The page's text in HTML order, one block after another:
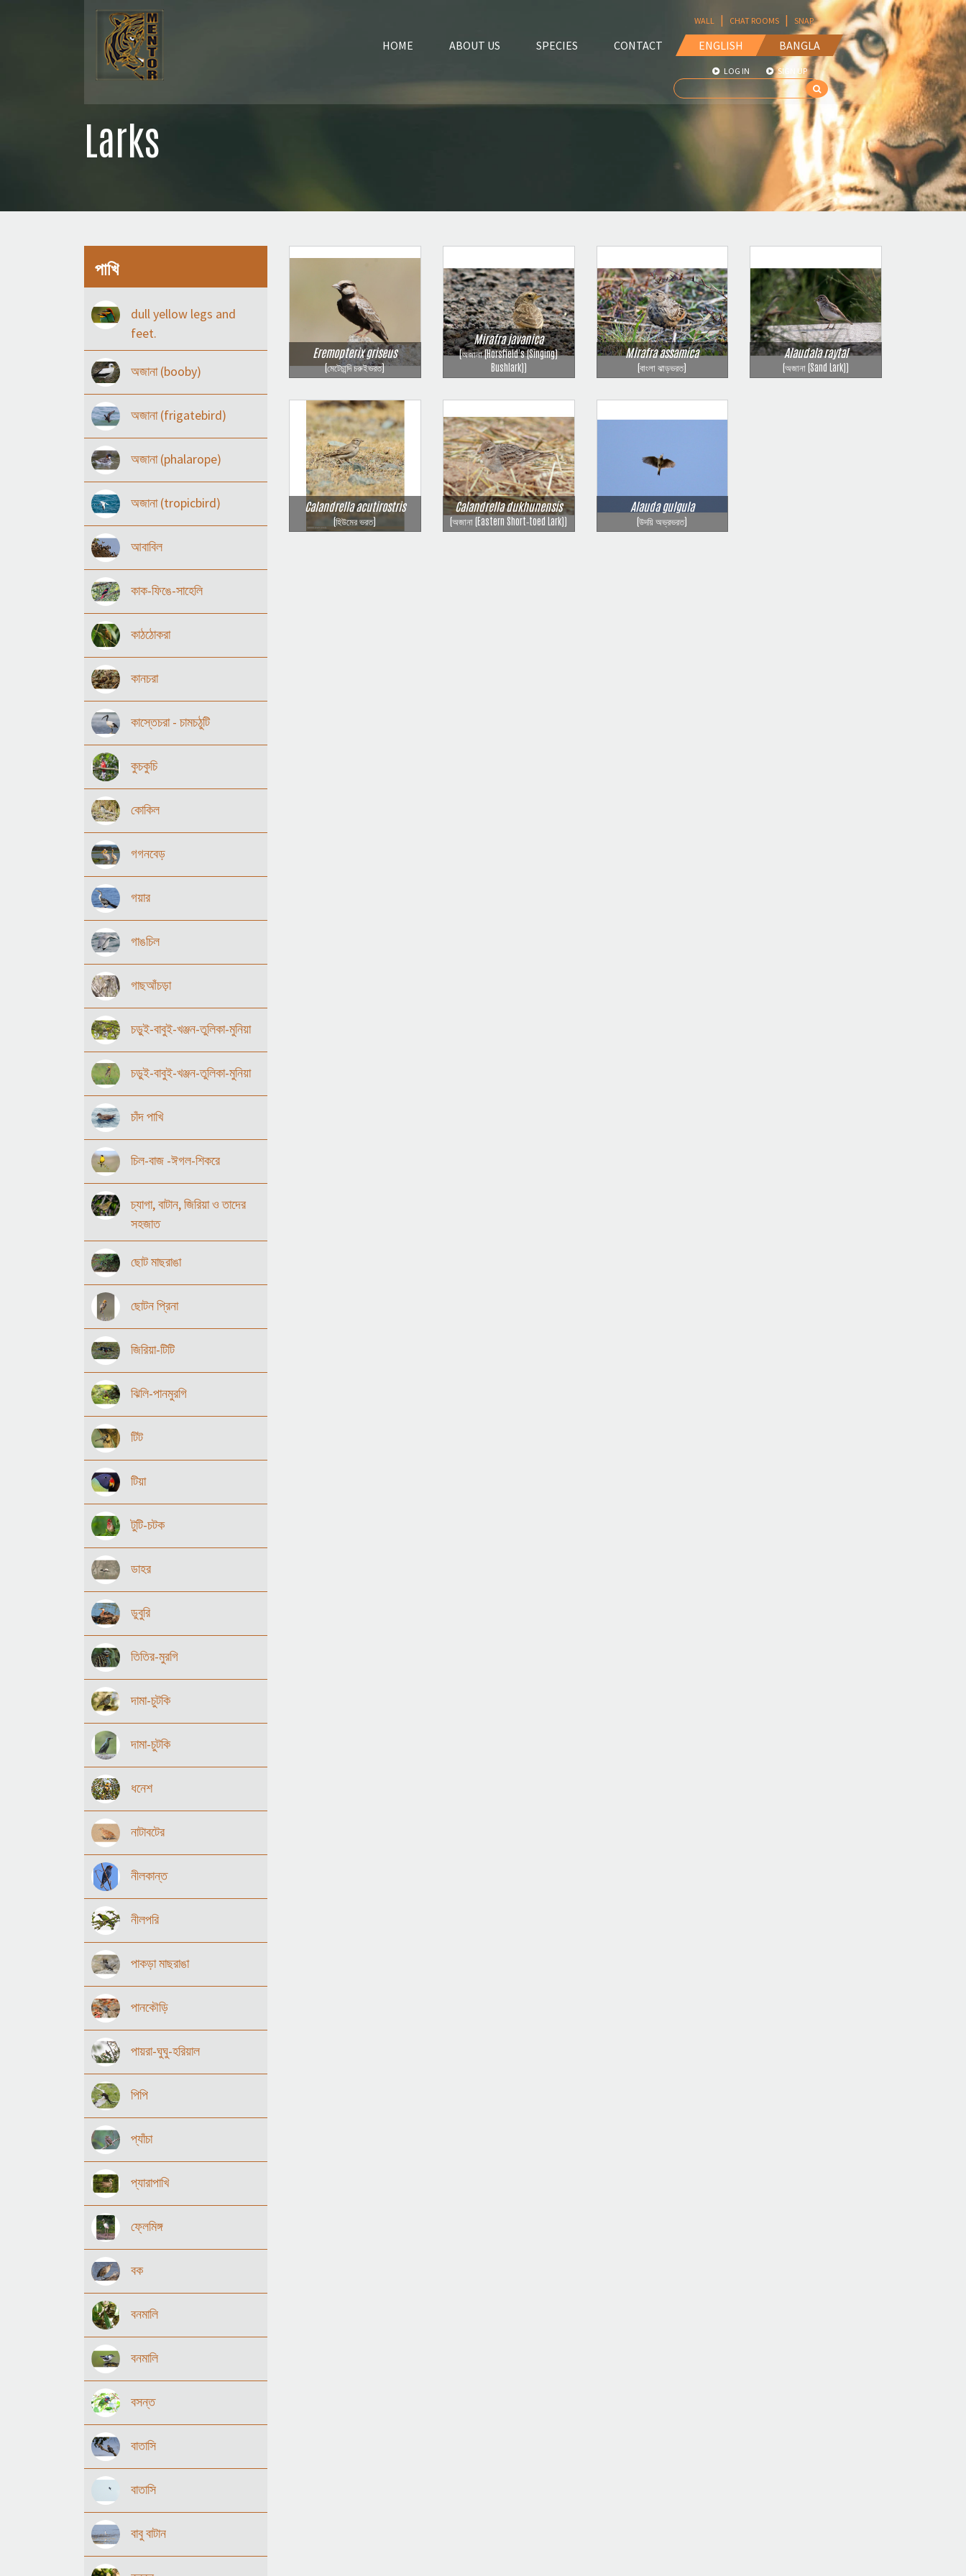
HOME ABOUT US SPECIES CONTACT ENGLISH BANGLA
WALL | CHAT ROOMS | SNAP
LOG IN SIGN UP
Larks
পাখি
dull yellow legs and
feet.
অজানা (booby)
অজানা (frigatebird)
অজানা (phalarope)
অজানা (tropicbird)
আবাবিল
কাক-ফিঙে-সাহেলি
কাঠঠোকরা
কানচরা
কাস্তেচরা - চামচঠুটি
কুচকুচি
কোকিল
গগনবেড়
গয়ার
গাঙচিল
গাছআঁচড়া
চড়ুই-বাবুই-খঞ্জন-তুলিকা-মুনিয়া
চড়ুই-বাবুই-খঞ্জন-তুলিকা-মুনিয়া
চাঁদ পাখি
চিল-বাজ -ঈগল-শিকরে
চ্যাগা, বাটান, জিরিয়া ও তাদের
সহজাত
ছোট মাছরাঙা
ছোটন প্রিনা
জিরিয়া-টিটি
ঝিলি-পানমুরগি
টিট
টিয়া
টুটি-চটক
ডাহর
ডুবুরি
তিতির-মুরগি
দামা-চুটকি
দামা-চুটকি
ধনেশ
নাটাবটের
নীলকান্ত
নীলপরি
পাকড়া মাছরাঙা
পানকৌড়ি
পায়রা-ঘুঘু-হরিয়াল
পিপি
প্যাঁচা
প্যারাপাখি
ফ্লেমিঙ্গ
বক
বনমালি
বনমালি
বসন্ত
বাতাসি
বাতাসি
বাবু বাটান
Eremopterix griseus
(মেটেচান্দি চরুইভরত)
Mirafra javanica
(অজানা (Horsfield's (Singing)
Bushlark))
Mirafra assamica
(বাংলা ঝাড়ভরত)
Alaudala raytal
(অজানা (Sand Lark))
Calandrella acutirostris
(হিউমের ভরত)
Calandrella dukhunensis
(অজানা (Eastern Short‑toed Lark))
Alauda gulgula
(উদয়ি অভ্রভরত)